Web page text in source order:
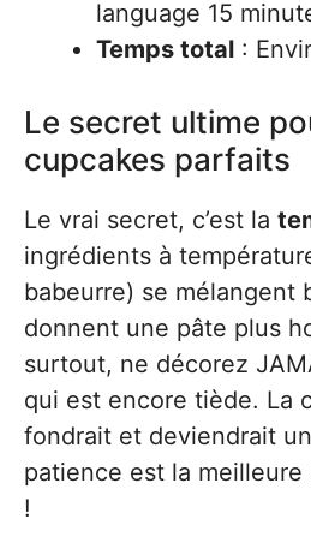
language 15
Temps total :
Le secret ultime
cupcakes parfaits
Le vrai secret, c’est la
ingrédients à
babeurre) se mélangent
donnent une pâte plus
surtout, ne décorez
qui est encore tiède. La
fondrait et deviendrait
patience est la meilleure
!